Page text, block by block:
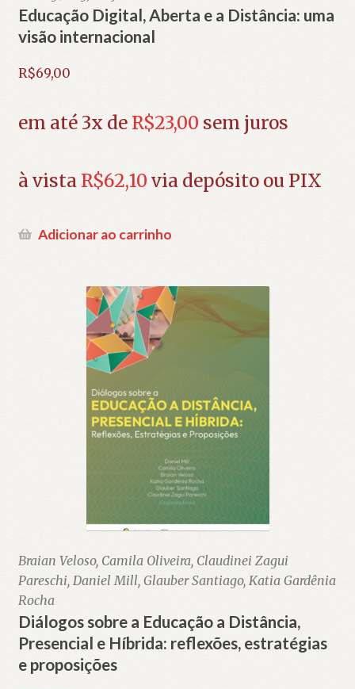
Educação Digital, Aberta e a Distância: uma
visão internacional
R$69,00
em até 3x de R$23,00 sem juros
à vista R$62,10 via depósito ou PIX
Adicionar ao carrinho
Braian Veloso, Camila Oliveira, Claudinei Zagui
Pareschi, Daniel Mill, Glauber Santiago, Katia Gardênia
Rocha
Diálogos sobre a Educação a Distância,
Presencial e Híbrida: reflexões, estratégias
e proposições